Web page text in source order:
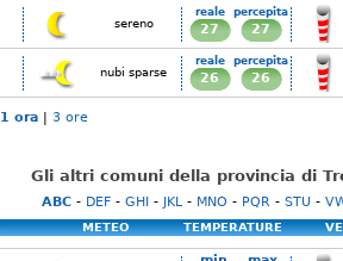
sereno
reale
27
percepita
27
nubi sparse
reale
26
percepita
26
1 ora | 3 ore
Gli altri comuni della provincia di
ABC- DEF- GHI- JKL- MNO - PQR - STU -
METEO TEMPERATURE